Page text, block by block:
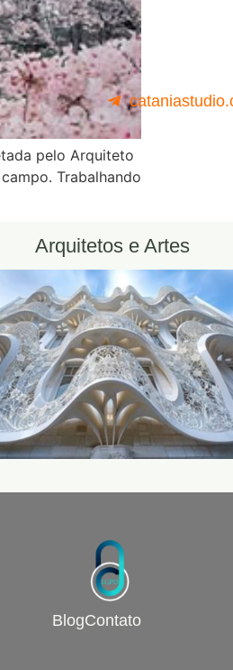
pelo Arquiteto
Trabalhando
Arquitetos e Artes
BlogContato